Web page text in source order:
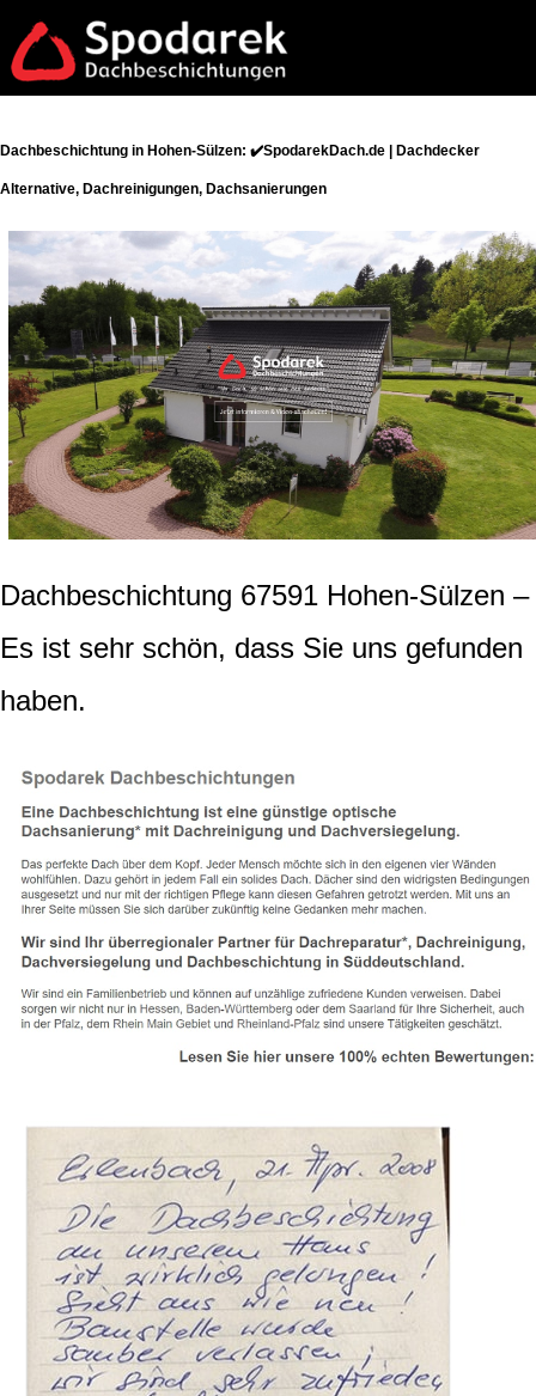
Dachbeschichtung in Hohen-Sülzen: ✔️SpodarekDach.de | Dachdecker
Alternative, Dachreinigungen, Dachsanierungen
Dachbeschichtung 67591 Hohen-Sülzen –
Es ist sehr schön, dass Sie uns gefunden
haben.